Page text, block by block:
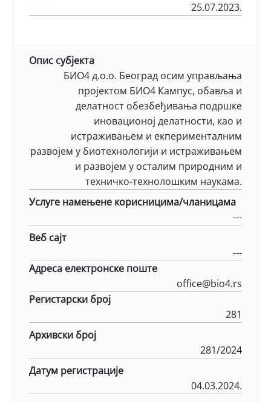
25.07.2023.
Опис субјекта
БИО4 д.о.о. Београд осим управљања
пројектом БИО4 Кампус, обавља и
делатност обезбеђивања подршке
иновационој делатности, као и
истраживањем и екперименталним
развојем у биотехнологији и истраживањем
и развојем у осталим природним и
техничко-технолошким наукама.
Услуге намењене корисницима/чланицама
---
Веб сајт
---
Адреса електронске поште
office@bio4.rs
Регистарски број
281
Архивски број
281/2024
Датум регистрације
04.03.2024.